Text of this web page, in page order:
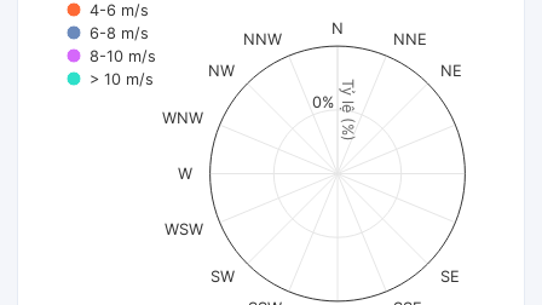
Tỷ lệ (%)
4-6 m/s
6-8 m/s
8-10 m/s
> 10 m/s
N
NNE
NE
SE
SW
WSW
W
WNW
NW
NNW
0%